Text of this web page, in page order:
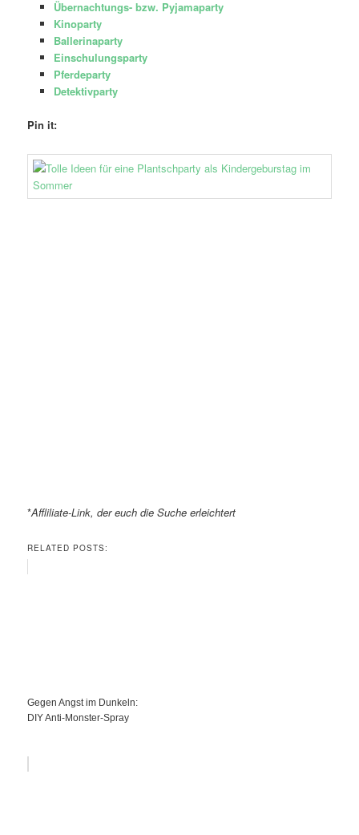
Übernachtungs- bzw. Pyjamaparty
Kinoparty
Ballerinaparty
Einschulungsparty
Pferdeparty
Detektivparty
Pin it:
*Affliliate-Link, der euch die Suche erleichtert
RELATED POSTS:
Gegen Angst im Dunkeln:
DIY Anti-Monster-Spray